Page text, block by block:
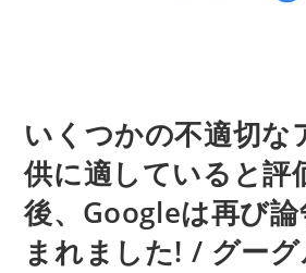
いくつかの不適切な
供に適していると評
後、Googleは再び
まれました! / グー